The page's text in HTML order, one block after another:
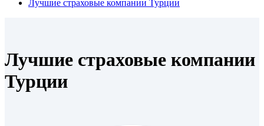
Лучшие страховые компании Турции
Лучшие страховые компании
Турции